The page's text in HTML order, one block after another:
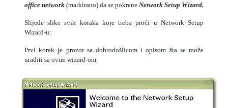
office network (markirano) da se pokrene Network Setup Wizard.
Slijede slike svih koraka koje treba proći u Network Setup
Wizard-u:
Prvi korak je prozor sa dobrodošlicom i opisom šta se može
uraditi sa ovim wizard-om.